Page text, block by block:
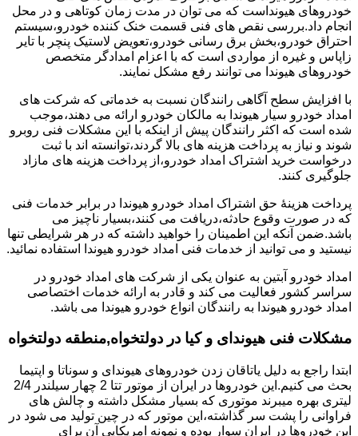
خودروهای هیونداست که می توان در مدت زمان کوتاهی و در محل
انجام داد.بررسی نقص های فنی قسمت خنک کننده خودرو،سیستم
احتراق خودرو،بخش برق رسانی خودرو،تعویض لاستیک پنچر با تایر
زاپاس و غیره از مواردی است که با اعزام امدادگر متخصص
خودروهای هیوندا می توانند رفع مشکل نمایند.
با افزایش سطح آگاهی رانندگان نسبت به خدماتی که شرکت های
امداد خودرو سیار هیوندا به مالکان خودرو ارائه می دهند،موجب
شده است که اکثر رانندگان پیش از اینکه با این مشکلات فنی روبرو
شوند و نیاز به پرداخت هزینه های بالا گردند،توانسته اند با ثبت
درخواست خرید اشتراک امداد خودرو،از پرداخت هزینه های مازاد
جلوگیری کنند.
پرداخت هزینۀ حق اشتراک امداد خودرو هیوندا در برابر خدمات فنی
که در صورت وقوع حادثه،دریافت می کنند،بسیار ناچیز می
باشد.ضمن آنکه این اطمینان را خواهید داشته که در هر شرایطی تنها
نیستید و می توانید از خدمات فنی امداد خودرو هیوندا استفاده نمائید.
امداد خودرو آبتین به عنوان یکی از شرکت های امداد خودرو در
سراسر کشور فعالیت می کند و قادر به ارائه خدمات اختصاصی
امداد خودرو هیوندا به رانندگان انواع خودرو هیوندا می باشد.
مشکلات فنی هیوندای و کیا در دولتخواه,منطقه دولتخواه
ابتدا راجع به دلیل یاتاقان زدن خودروهای هیوندای و سوناتا و اپتیما
بحث می کنیم.این خودروها در ایران از موتور تتا 2 چهار سیلندر 2/4
لیتری بهره میبرند موتوری که بسیار مشکل داشته و چالش های
فراوانی را پشت سر گذاشته،این موتور که در چین تولید می شود در
این خودروها در ایران سوار بوده و نمونه امریکایی آن برای